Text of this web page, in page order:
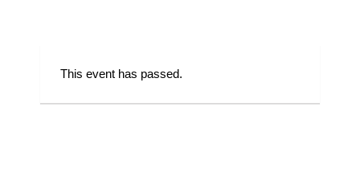
This event has passed.
09.06.2018 | 1600 ДИНАРА